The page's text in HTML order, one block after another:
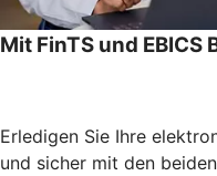
Mit FinTS und
Erledigen Sie Ihre
und sicher mit den